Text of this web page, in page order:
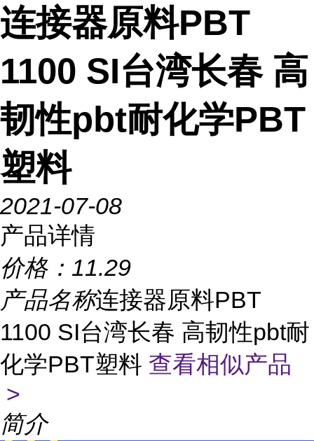
连接器原料PBT
1100 SI台湾长春 高
韧性pbt耐化学PBT
塑料
2021-07-08
产品详情
价格： 11.29
产品名称连接器原料PBT
1100 SI台湾长春 高韧性pbt耐
化学PBT塑料 查看相似产品
>
简介